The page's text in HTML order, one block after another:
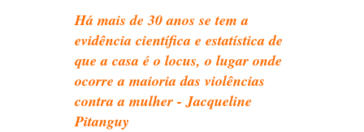
Há mais de 30 anos se tem a
evidência científica e estatística de
que a casa é o locus, o lugar onde
ocorre a maioria das violências
contra a mulher - Jacqueline
Pitanguy